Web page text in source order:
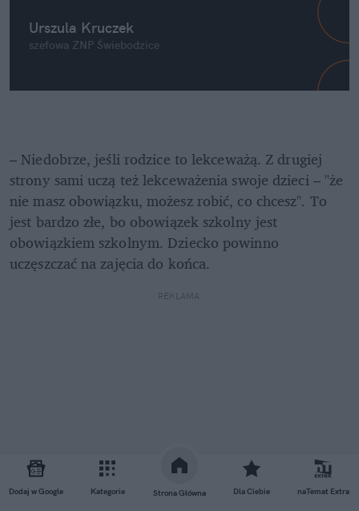
Dodaj w Google Kategorie Strona Główna Dla Ciebie naTemat Extra
Urszula Kruczek
szefowa ZNP Świebodzice
– Niedobrze, jeśli rodzice to lekceważą. Z drugiej
strony sami uczą też lekceważenia swoje dzieci – "że
nie masz obowiązku, możesz robić, co chcesz". To
jest bardzo złe, bo obowiązek szkolny jest
obowiązkiem szkolnym. Dziecko powinno
uczęszczać na zajęcia do końca.
REKLAMA